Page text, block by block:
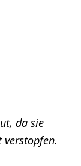
da sie
verstopfen.